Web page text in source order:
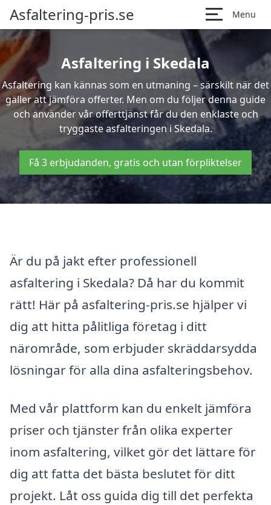
Asfaltering-pris.se Menu
Asfaltering i Skedala
Asfaltering kan kännas som en utmaning – särskilt när det
gäller att jämföra offerter. Men om du följer denna guide
och använder vår offerttjänst får du den enklaste och
tryggaste asfalteringen i Skedala.
Få 3 erbjudanden, gratis och utan förpliktelser
Är du på jakt efter professionell
asfaltering i Skedala? Då har du kommit
rätt! Här på asfaltering-pris.se hjälper vi
dig att hitta pålitliga företag i ditt
närområde, som erbjuder skräddarsydda
lösningar för alla dina asfalteringsbehov.
Med vår plattform kan du enkelt jämföra
priser och tjänster från olika experter
inom asfaltering, vilket gör det lättare för
dig att fatta det bästa beslutet för ditt
projekt. Låt oss guida dig till det perfekta